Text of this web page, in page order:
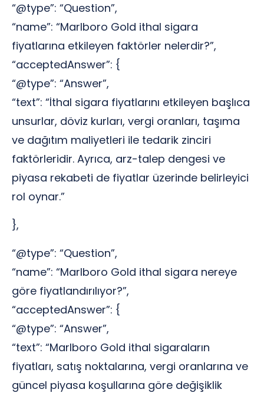
“@type”: “Question”,
“name”: “Marlboro Gold ithal sigara
fiyatlarına etkileyen faktörler nelerdir?”,
“acceptedAnswer”: {
“@type”: “Answer”,
“text”: “İthal sigara fiyatlarını etkileyen başlıca
unsurlar, döviz kurları, vergi oranları, taşıma
ve dağıtım maliyetleri ile tedarik zinciri
faktörleridir. Ayrıca, arz-talep dengesi ve
piyasa rekabeti de fiyatlar üzerinde belirleyici
rol oynar.”
},
“@type”: “Question”,
“name”: “Marlboro Gold ithal sigara nereye
göre fiyatlandırılıyor?”,
“acceptedAnswer”: {
“@type”: “Answer”,
“text”: “Marlboro Gold ithal sigaraların
fiyatları, satış noktalarına, vergi oranlarına ve
güncel piyasa koşullarına göre değişiklik